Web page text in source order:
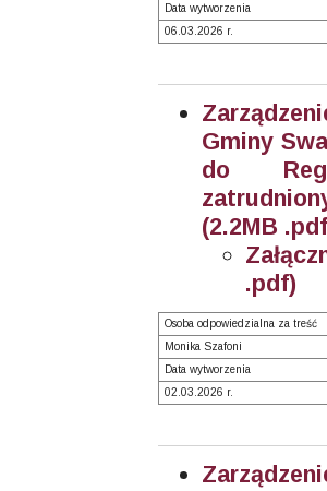
Data wytworzenia
06.03.2026 r.
Gminy
do
(2.2MB
.pdf)
Osoba odpowiedzialna za treść
Monika Szafoni
Data wytworzenia
02.03.2026 r.